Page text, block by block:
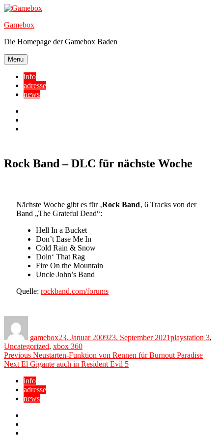
Skip
content
Gamebox
Die Homepage der Gamebox Baden
Menu
info
adresse
news
Rock Band – DLC für nächste Woche
Nächste Woche gibt es für ‚Rock Band‚ 6 Tracks von der
Band „The Grateful Dead“:
Hell In a Bucket
Don’t Ease Me In
Cold Rain & Snow
Doin‘ That Rag
Fire On the Mountain
Uncle John’s Band
Quelle: rockband.com/forums
gamebox23. Januar 200923. September 2021playstation 3,
Uncategorized, xbox 360
Beitragsnavigation
Previous Previous
post:
Neustarten-Funktion von Rennen für Burnout Paradise
Next Next
El Gigante auch in Resident Evil 5
info
adresse
news